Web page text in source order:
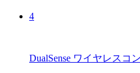
4
DualSense ワイヤレスコ